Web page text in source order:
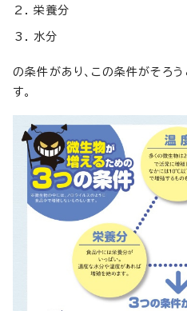
栄養分
水分
の条件があり、この条件がそろ
す。